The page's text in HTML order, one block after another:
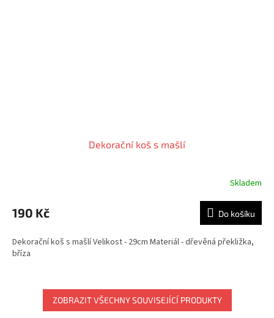
Dekorační koš s mašlí
produktu
je
z
5
Skladem
190 Kč Do košíku
Dekorační koš s mašlí Velikost - 29cm Materiál - dřevěná překližka,
bříza
ZOBRAZIT VŠECHNY SOUVISEJÍCÍ PRODUKTY